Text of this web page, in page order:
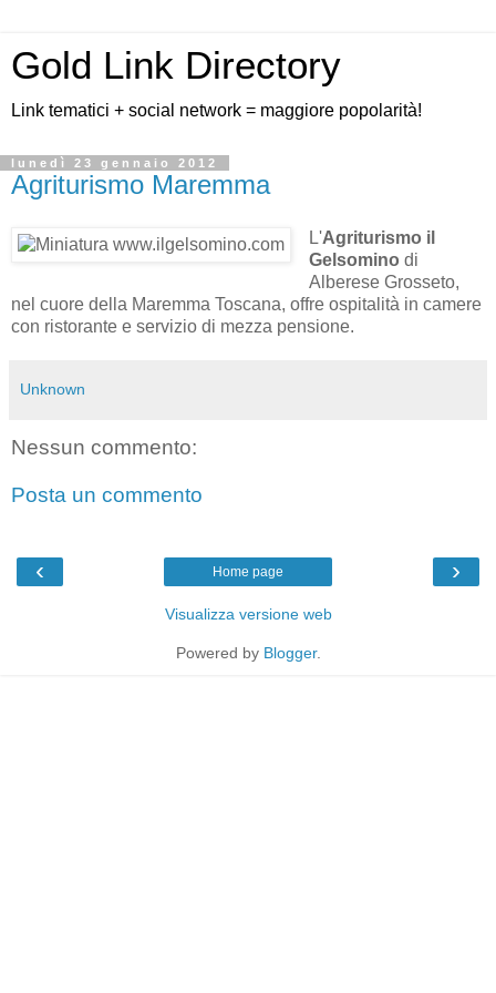
Gold Link Directory
Link tematici + social network = maggiore popolarità!
lunedì 23 gennaio 2012
Agriturismo Maremma
L'Agriturismo il
Gelsomino di
Alberese Grosseto,
nel cuore della Maremma Toscana, offre ospitalità in camere
con ristorante e servizio di mezza pensione.
Unknown
Nessun commento:
Posta un commento
‹ ›
Home page
Visualizza versione web
Powered by Blogger.